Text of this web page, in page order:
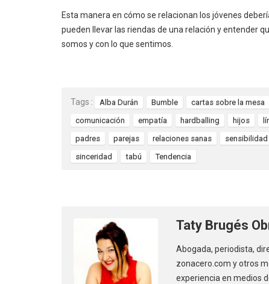
Esta manera en cómo se relacionan los jóvenes
pueden llevar las riendas de una relación y entender
somos y con lo que sentimos.
Tags : Alba Durán Bumble
cartas sobre la mesa
comunicación
empatía hardballing hijos
padres
parejas relaciones sanas
sensibilidad
sinceridad
tabú Tendencia
Taty Brugés
Abogada, periodista,
zonacero.com y otros
experiencia en medios